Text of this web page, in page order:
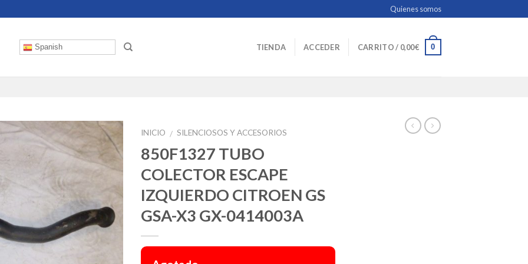
Quienes somos
Spanish TIENDA ACCEDER CARRITO / 0,00€ 0
INICIO / SILENCIOSOS Y ACCESORIOS
850F1327 TUBO
COLECTOR ESCAPE
IZQUIERDO CITROEN GS
GSA-X3 GX-0414003A